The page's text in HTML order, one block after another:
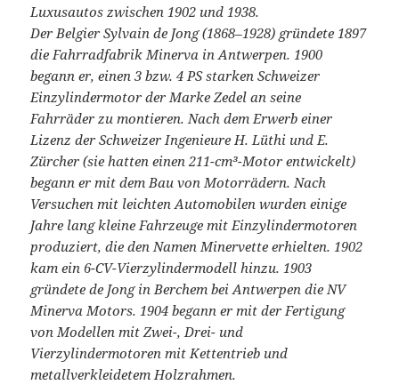
Luxusautos zwischen 1902 und 1938.
Der Belgier Sylvain de Jong (1868–1928) gründete 1897
die Fahrradfabrik Minerva in Antwerpen. 1900
begann er, einen 3 bzw. 4 PS starken Schweizer
Einzylindermotor der Marke Zedel an seine
Fahrräder zu montieren. Nach dem Erwerb einer
Lizenz der Schweizer Ingenieure H. Lüthi und E.
Zürcher (sie hatten einen 211-cm³-Motor entwickelt)
begann er mit dem Bau von Motorrädern. Nach
Versuchen mit leichten Automobilen wurden einige
Jahre lang kleine Fahrzeuge mit Einzylindermotoren
produziert, die den Namen Minervette erhielten. 1902
kam ein 6-CV-Vierzylindermodell hinzu. 1903
gründete de Jong in Berchem bei Antwerpen die NV
Minerva Motors. 1904 begann er mit der Fertigung
von Modellen mit Zwei-, Drei- und
Vierzylindermotoren mit Kettentrieb und
metallverkleidetem Holzrahmen.